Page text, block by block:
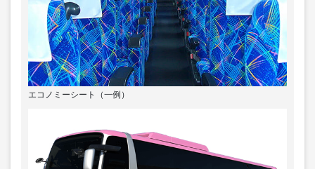
エコノミーシート（一例）